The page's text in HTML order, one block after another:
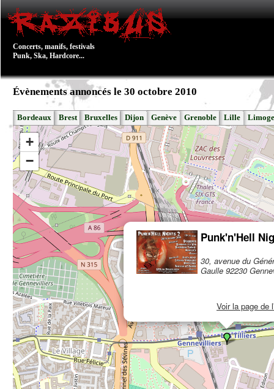
Concerts, manifs, festivals
Punk, Ska, Hardcore...
Évènements annoncés le 30 octobre 2010
Bordeaux Brest Bruxelles Dijon Genève Grenoble Lille
Punk'n'Hell
30, avenue du
Gaulle 92230
Voir la page de
+
−